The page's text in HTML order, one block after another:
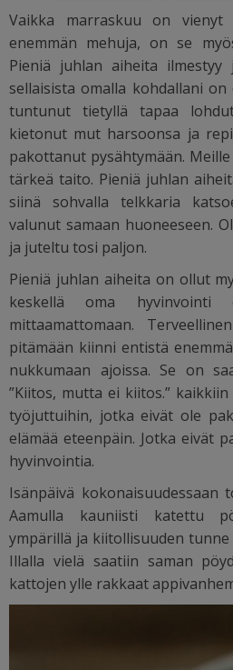
Vaikka marraskuu on vienyt
enemmän mehuja, on se
Pieniä juhlan aiheita ilmestyy
sellaisista omalla kohdallani
tuntunut tietyllä tapaa
kietonut mut harsoonsa ja
pakottanut pysähtymään.
tärkeä taito. Pieniä juhlan
siinä sohvalla telkkaria
valunut samaan huoneeseen.
ja juteltu tosi paljon.
Pieniä juhlan aiheita on ollut
keskellä oma
mittaamattomaan.
pitämään kiinni entistä
nukkumaan ajoissa. Se on
”Kiitos, mutta ei kiitos.”
työjuttuihin, jotka eivät ole
elämää eteenpäin. Jotka eivät
hyvinvointia.
Isänpäivä kokonaisuudessaan
Aamulla kauniisti katettu
ympärillä ja kiitollisuuden
Illalla vielä saatiin saman
kattojen ylle rakkaat